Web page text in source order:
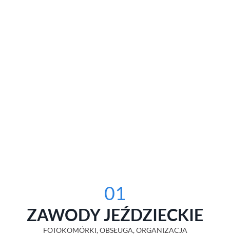
01
ZAWODY JEŹDZIECKIE
FOTOKOMÓRKI, OBSŁUGA, ORGANIZACJA